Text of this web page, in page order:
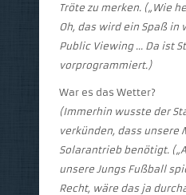
Tröte zu merken. („Wie
Oh, das wird ein Spaß in
Public Viewing … Da ist
vorprogrammiert.)
War es das Wetter?
(Immerhin wusste der
verkünden, dass unsere
Solarantrieb benötigt.
unsere Jungs Fußball
Recht, wäre das ja